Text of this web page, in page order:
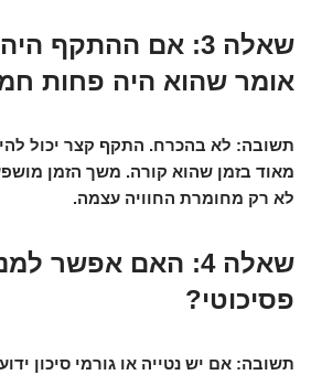
שאלה 3: אם ההתקף
אומר שהוא היה פחות
תשובה: לא בהכרח. התקף קצר יכול
מאוד בזמן שהוא קורה. משך הזמן
לא רק מחומרת החוויה עצמה.
שאלה 4: האם אפשר
פסיכוטי?
תשובה: אם יש נטייה או גורמי סיכון